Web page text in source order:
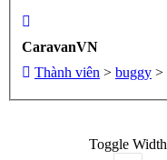
CaravanVN
Thành viên > buggy >
Toggle Width